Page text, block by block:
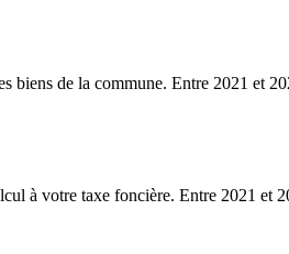
biens de la commune. Entre 2021 et
à votre taxe foncière. Entre 2021 et